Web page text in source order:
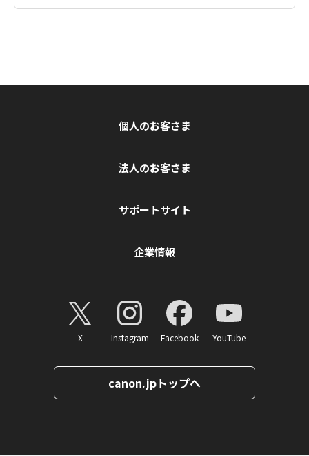
個人のお客さま
法人のお客さま
サポートサイト
企業情報
X Instagram Facebook YouTube
canon.jpトップへ